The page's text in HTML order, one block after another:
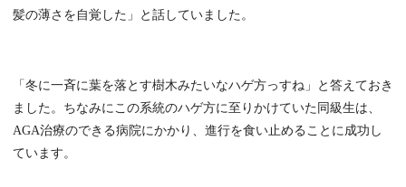
髪の薄さを自覚した」と話していました。
「冬に一斉に葉を落とす樹木みたいなハゲ方っすね」と答えておき
ました。ちなみにこの系統のハゲ方に至りかけていた同級生は、
AGA治療のできる病院にかかり、進行を食い止めることに成功し
ています。